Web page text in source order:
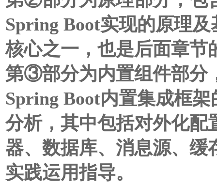
Spring Boot实现的原理
核心之一，也是后面章节
第③部分为内置组件部分
Spring Boot内置集成框
分析，其中包括对外化配
器、数据库、消息源、缓
实践运用指导。